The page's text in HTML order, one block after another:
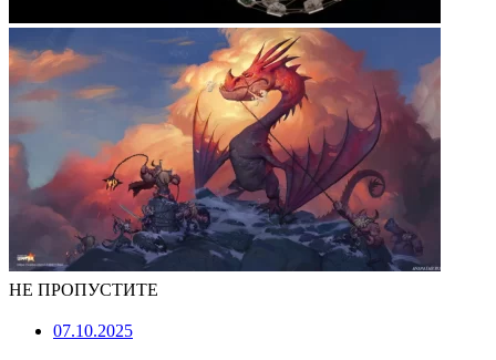
НЕ ПРОПУСТИТЕ
07.10.2025